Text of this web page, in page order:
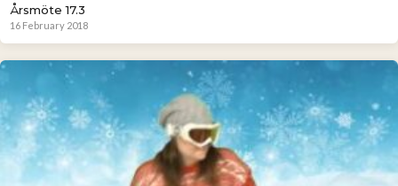
Årsmöte 17.3
16 February 2018